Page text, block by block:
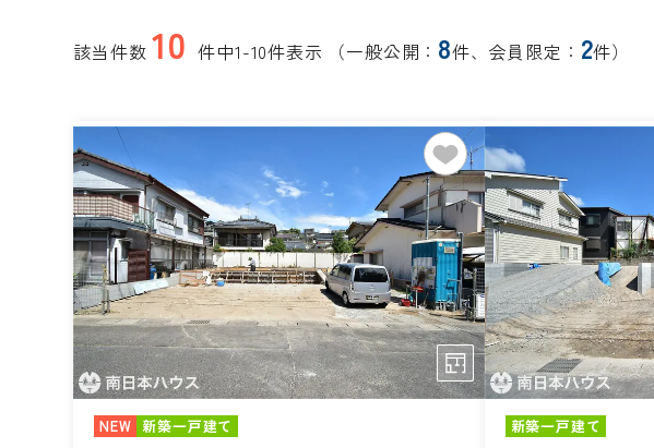
該当件数 10 件中1-10件表示 （一般公開： 8件、会員限定： 2件）
NEW 新築一戸建て 新築一戸建て